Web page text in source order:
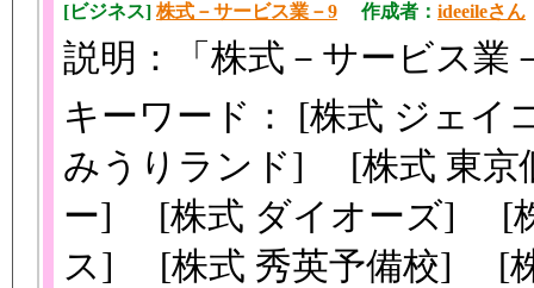
[ビジネス] 株式－サービス業－9 作成者： ideeileさん
説明：「株式－サービス業
キーワード： [株式 ジェ
みうりランド] [株式 東京
ー] [株式 ダイオーズ] [株
ス] [株式 秀英予備校] [株